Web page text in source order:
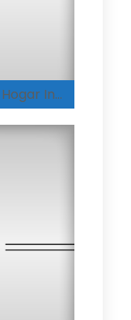
Aprender con amor en el Hogar Integral de Espinal